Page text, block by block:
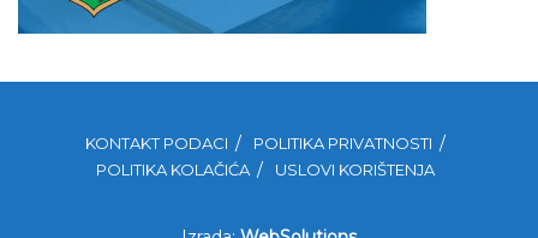
KONTAKT PODACI
POLITIKA PRIVATNOSTI
POLITIKA KOLAČIĆA
USLOVI KORIŠTENJA